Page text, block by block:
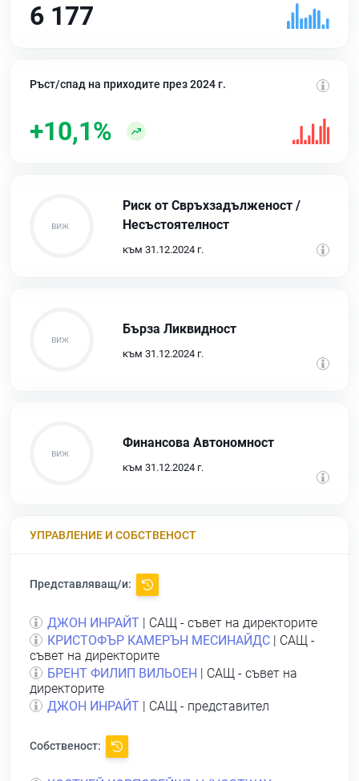
6 177
Ръст/спад на приходите през 2024 г.
+10,1%
Риск от Свръхзадълженост /
Несъстоятелност
към 31.12.2024 г.
Бърза Ликвидност
към 31.12.2024 г.
Финансова Автономност
към 31.12.2024 г.
УПРАВЛЕНИЕ И СОБСТВЕНОСТ
Представляващ/и:
ДЖОН ИНРАЙТ | САЩ - съвет на директорите
КРИСТОФЪР КАМЕРЪН МЕСИНАЙДС | САЩ -
съвет на директорите
БРЕНТ ФИЛИП ВИЛЬОЕН
| САЩ - съвет на
директорите
ДЖОН ИНРАЙТ | САЩ - представител
Собственост: